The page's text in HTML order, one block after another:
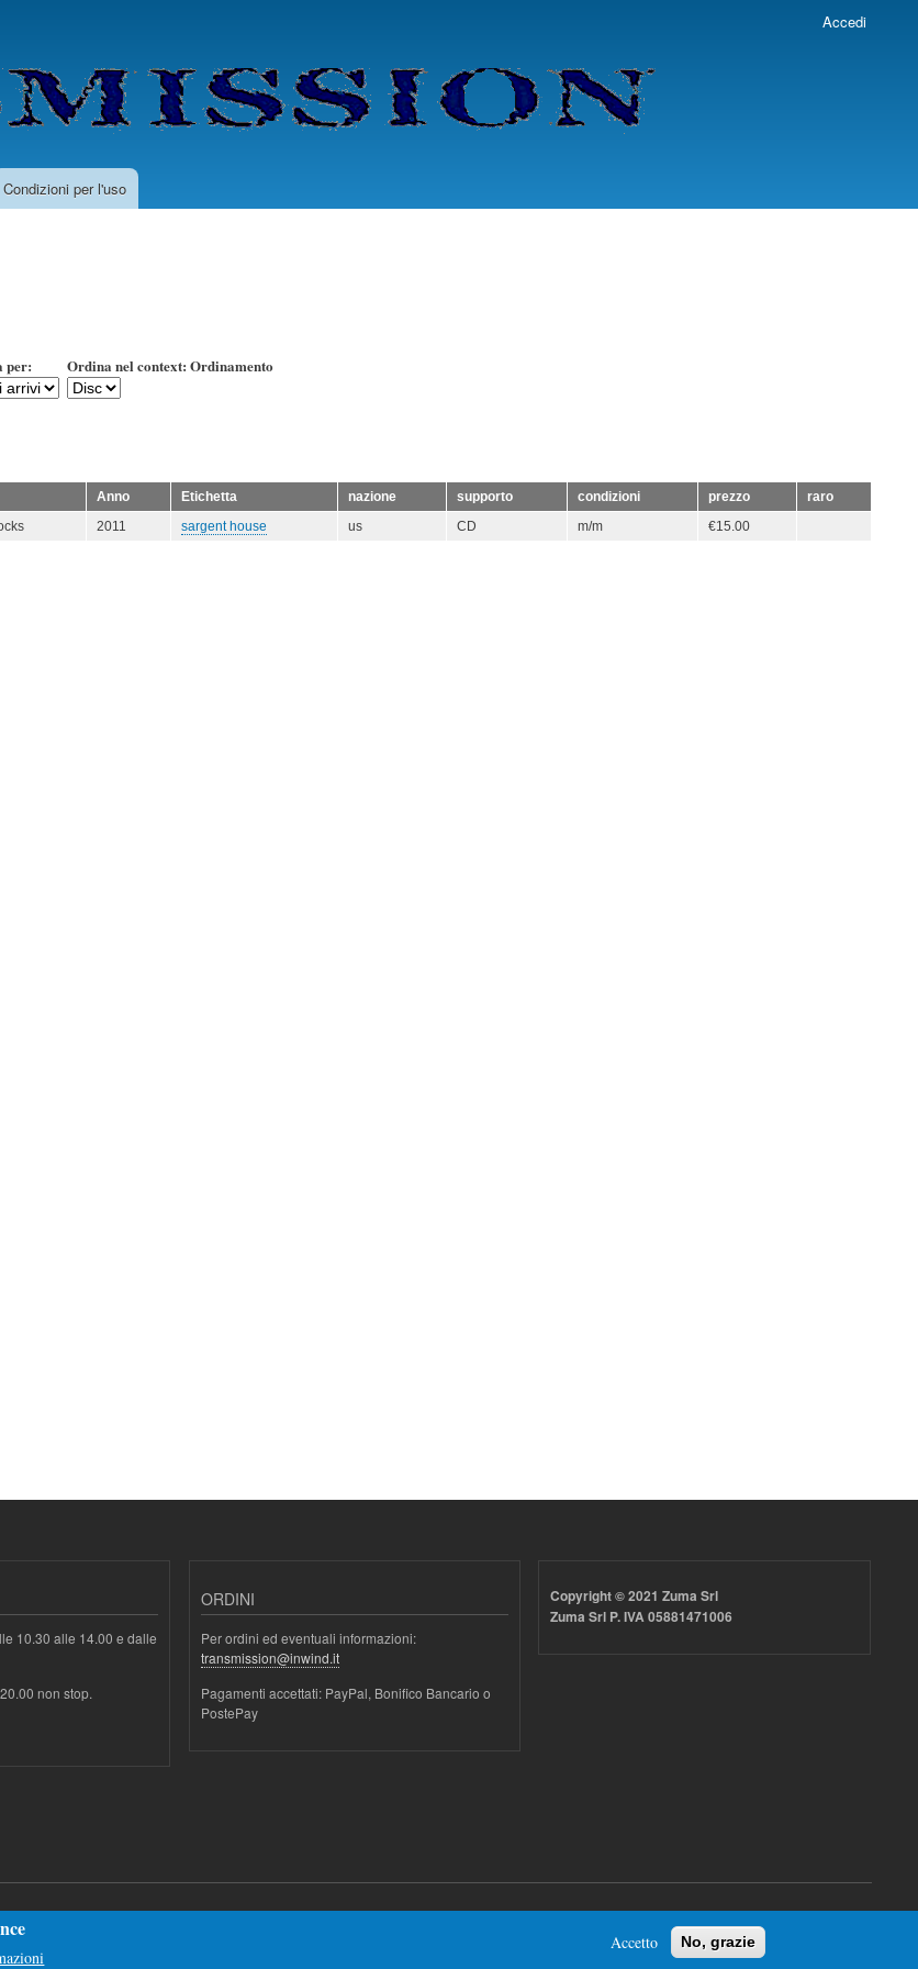
principale
Accedi
Condizioni per l'uso
per: Ordina nel context: Ordinamento
Anno Etichetta nazione supporto condizioni prezzo
raro
2011 sargent house us CD m/m €15.00
10.30 alle 14.00 e dalle
non stop.
ORDINI
Per ordini ed eventuali informazioni:
transmission@inwind.it
Pagamenti accettati: PayPal, Bonifico Bancario o
PostePay
Copyright © 2021 Zuma Srl
Zuma Srl P. IVA 05881471006
Accetto No, grazie